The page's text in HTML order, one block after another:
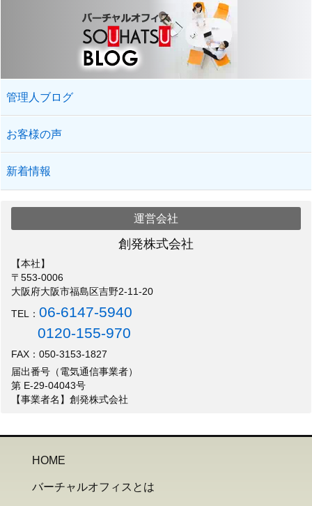
管理人ブログ
お客様の声
新着情報
運営会社
創発株式会社
【本社】
〒553-0006
大阪府大阪市福島区吉野2-11-20
TEL：06-6147-5940
0120-155-970
FAX：050-3153-1827
届出番号（電気通信事業者）
第 E-29-04043号
【事業者名】創発株式会社
HOME
バーチャルオフィスとは